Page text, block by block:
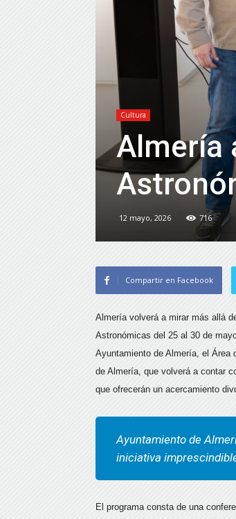
Cultura
Almería
12 mayo, 2026 716
Compartir en Facebook
Almería volverá a mirar más allá
Astronómicas del 25 al 30 de
Ayuntamiento de Almería, el Área
de Almería, que volverá a contar
que ofrecerán un acercamiento
Ayuntamiento de
iniciativa
El programa consta de una